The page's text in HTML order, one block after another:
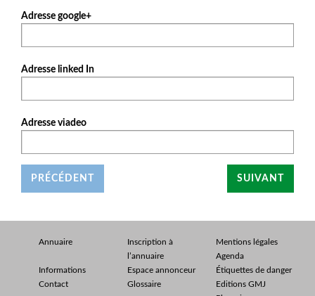
Adresse google+
Adresse linked In
Adresse viadeo
SUIVANT
PRÉCÉDENT
Annuaire
Inscription à
l’annuaire
Mentions légales
Agenda
Informations
Espace annonceur
Étiquettes de danger
Contact
Glossaire
Editions GMJ